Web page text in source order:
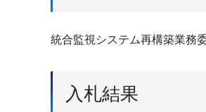
統合監視システム再構築業務
入札結果